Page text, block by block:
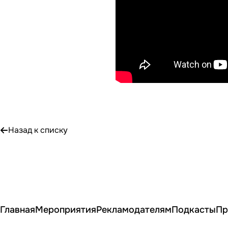
Назад к списку
ГлавнаяМероприятияРекламодателямПодкасты